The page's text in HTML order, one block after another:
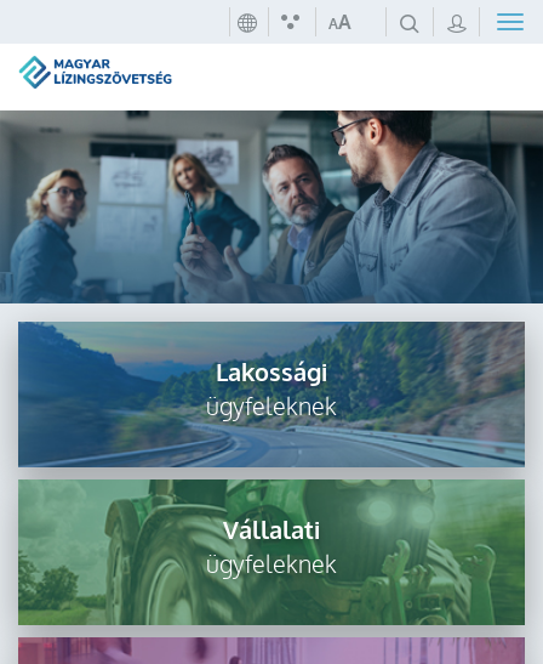
AA
Lakossági
ügyfeleknek
Vállalati
ügyfeleknek